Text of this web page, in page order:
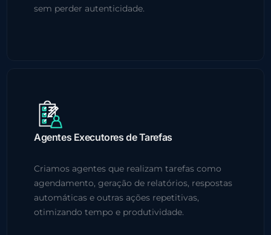
sem perder autenticidade.
Agentes Executores de Tarefas
Criamos agentes que realizam tarefas como
agendamento, geração de relatórios, respostas
automáticas e outras ações repetitivas,
otimizando tempo e produtividade.